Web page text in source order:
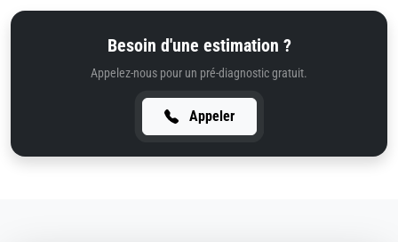
Besoin d'une estimation ?
Appelez-nous pour un pré-diagnostic gratuit.
Appeler